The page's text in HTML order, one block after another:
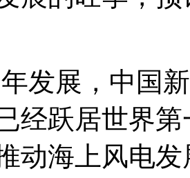
发展，中国
经跃居世界
动海上风电